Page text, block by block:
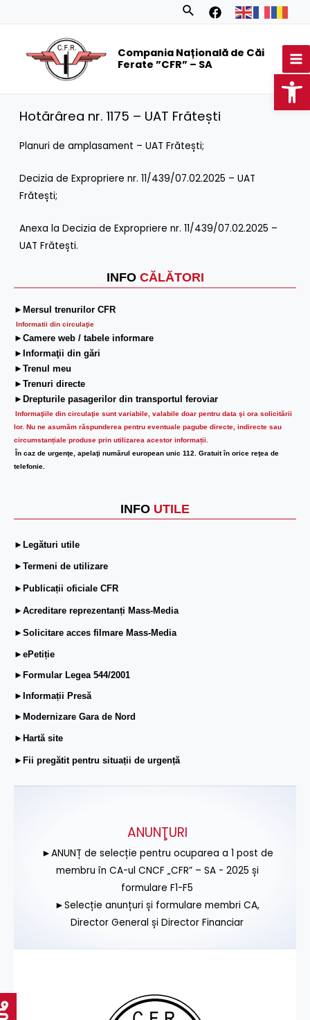
Search
Compania Națională de Căi
Ferate ”CFR” – SA
INFO CĂLĂTORI
►Mersul trenurilor CFR
Informatii din circulaţie
►Camere web / tabele informare
►Informaţii din gări
►Trenul meu
►Trenuri directe
►Drepturile pasagerilor din transportul feroviar
Informaţiile din circulaţie sunt variabile, valabile doar pentru data şi ora solicitării
lor. Nu ne asumăm răspunderea pentru eventuale pagube directe, indirecte sau
circumstanțiale produse prin utilizarea acestor informații.
În caz de urgenţe, apelaţi numărul european unic 112. Gratuit în orice reţea de
telefonie.
INFO UTILE
►Legături utile
►Termeni de utilizare
►Publicații oficiale CFR
►Acreditare reprezentanți Mass-Media
►Solicitare acces filmare Mass-Media
►ePetiție
►Formular Legea 544/2001
►Informații Presă
►Modernizare Gara de Nord
►Hartă site
►Fii pregătit pentru situații de urgență
Hotărârea nr. 1175 – UAT Frătești
Planuri de amplasament – UAT Frătești;
Decizia de Expropriere nr. 11/439/07.02.2025 – UAT
Frătești;
Anexa la Decizia de Expropriere nr. 11/439/07.02.2025 –
UAT Frătești.
ANUNŢURI
►ANUNȚ de selecție pentru ocuparea a 1 post de
membru în CA-ul CNCF „CFR” – SA - 2025 și
formulare F1-F5
►Selecție anunțuri și formulare membri CA,
Director General și Director Financiar